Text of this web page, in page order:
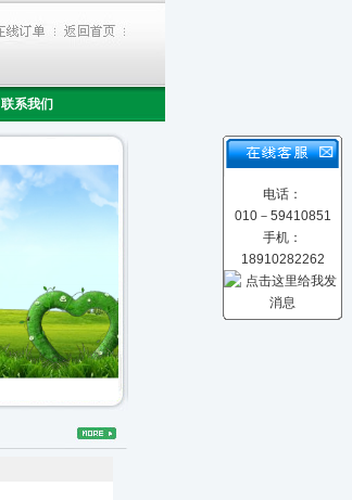
联系我们
电话：
010－59410851
手机：
18910282262